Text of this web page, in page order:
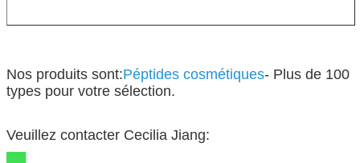
Nos produits sont:Péptides cosmétiques- Plus de 100
types pour votre sélection.
Veuillez contacter Cecilia Jiang: